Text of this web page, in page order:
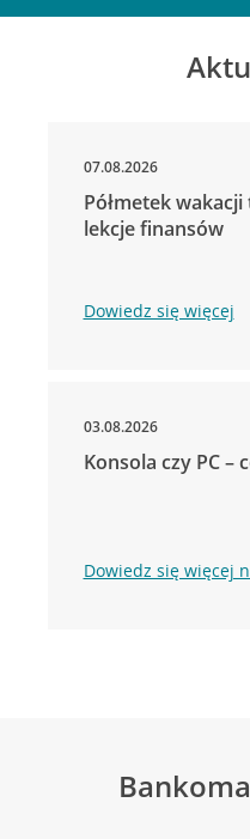
07.08.2026
Półmetek
lekcje finansów
Dowiedz się więcej
03.08.2026
Konsola czy PC –
Dowiedz się więcej